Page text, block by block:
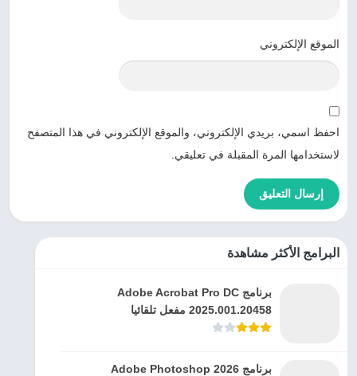
الموقع الإلكتروني
احفظ اسمي، بريدي الإلكتروني، والموقع الإلكتروني في هذا المتصفح
لاستخدامها المرة المقبلة في تعليقي.
البرامج الأكثر مشاهدة
برنامج Adobe Acrobat Pro DC
2025.001.20458 مفعل تلقائيا
برنامج Adobe Photoshop 2026